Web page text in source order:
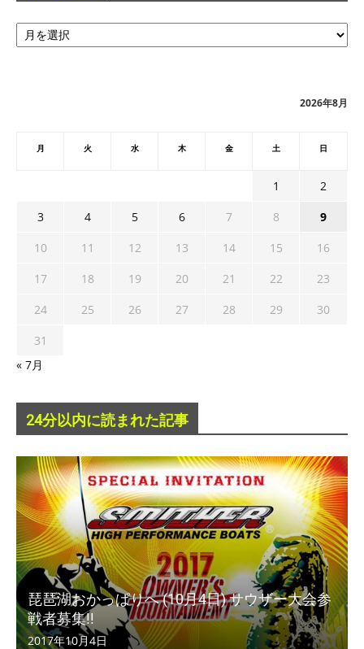
ア
ー
2026年8月
月 火 水 木 金 土 日
1
2
3
4 5 6 7 8
9
10
11 12 13 14 15
16
17
18 19 20 21 22
23
24
25 26 27 28 29
30
31
« 7月
24分以内に読まれた記事
琵琶湖おかっぱりへ (10月4日) サウザー大会参
戦者募集!!
2017年10月4日